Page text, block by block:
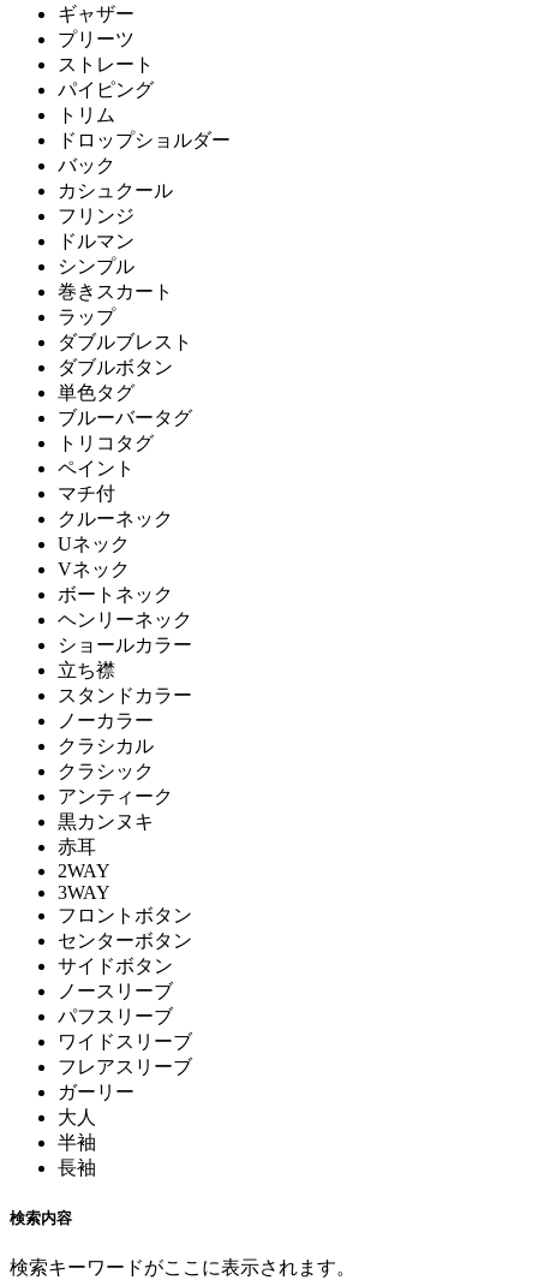
ギャザー
プリーツ
ストレート
パイピング
トリム
ドロップショルダー
バック
カシュクール
フリンジ
ドルマン
シンプル
巻きスカート
ラップ
ダブルブレスト
ダブルボタン
単色タグ
ブルーバータグ
トリコタグ
ペイント
マチ付
クルーネック
Uネック
Vネック
ボートネック
ヘンリーネック
ショールカラー
立ち襟
スタンドカラー
ノーカラー
クラシカル
クラシック
アンティーク
黒カンヌキ
赤耳
2WAY
3WAY
フロントボタン
センターボタン
サイドボタン
ノースリーブ
パフスリーブ
ワイドスリーブ
フレアスリーブ
ガーリー
大人
半袖
長袖
検索内容
検索キーワードがここに表示されます。